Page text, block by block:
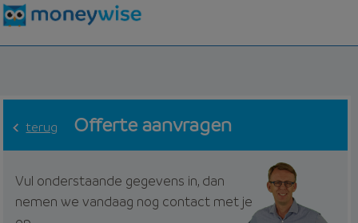
terug Offerte aanvragen
Vul onderstaande gegevens in, dan
nemen we vandaag nog contact met je